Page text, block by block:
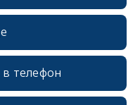
телефон